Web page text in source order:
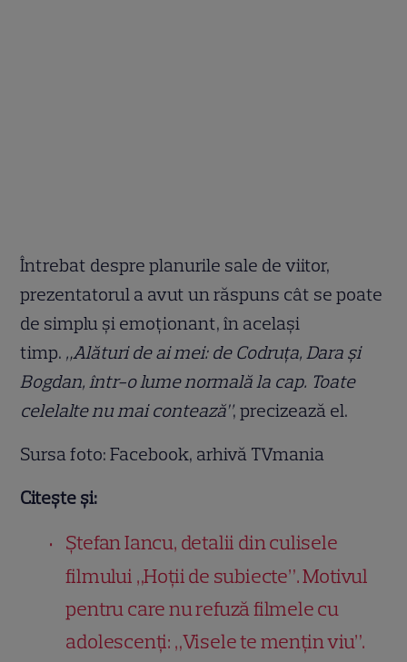
Întrebat despre planurile sale de viitor,
prezentatorul a avut un răspuns cât se poate
de simplu și emoționant, în același
timp. „Alături de ai mei: de Codruța, Dara și
Bogdan, într-o lume normală la cap. Toate
celelalte nu mai contează”, precizează el.
Sursa foto: Facebook, arhivă TVmania
Citește și:
Ștefan Iancu, detalii din culisele
filmului „Hoții de subiecte”. Motivul
pentru care nu refuză filmele cu
adolescenți: „Visele te mențin viu”.